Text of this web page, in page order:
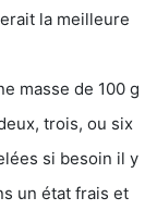
la meilleure
masse de 100 g
trois, ou six
si besoin il y
un état frais et